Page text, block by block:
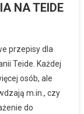
NA TEIDE
przepisy dla
Teide. Każdej
osób, ale
m.in., czy
do